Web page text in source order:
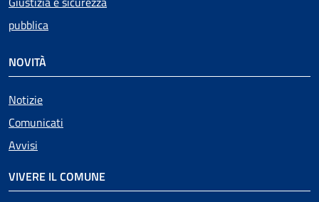
pubblica
NOVITÀ
Notizie
Comunicati
Avvisi
VIVERE IL COMUNE